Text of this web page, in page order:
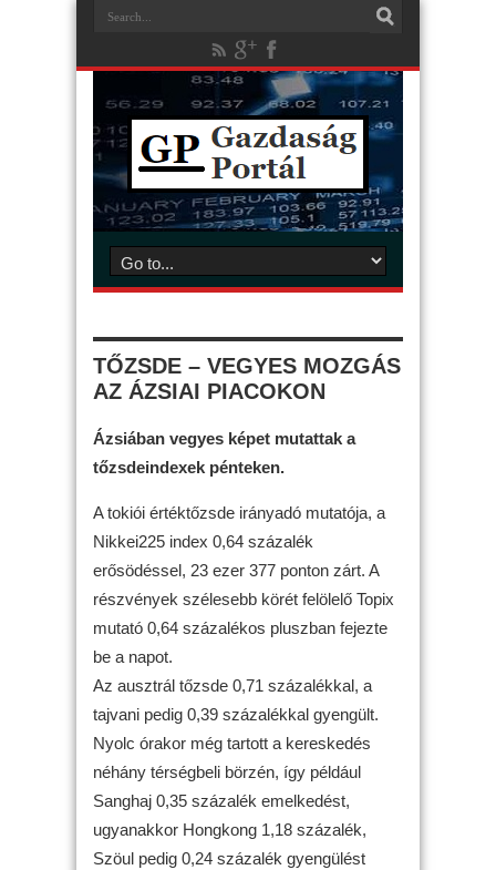
TŐZSDE – VEGYES MOZGÁS
AZ ÁZSIAI PIACOKON
Ázsiában vegyes képet mutattak a
tőzsdeindexek pénteken.
A tokiói értéktőzsde irányadó mutatója, a
Nikkei225 index 0,64 százalék
erősödéssel, 23 ezer 377 ponton zárt. A
részvények szélesebb körét felölelő Topix
mutató 0,64 százalékos pluszban fejezte
be a napot.
Az ausztrál tőzsde 0,71 százalékkal, a
tajvani pedig 0,39 százalékkal gyengült.
Nyolc órakor még tartott a kereskedés
néhány térségbeli börzén, így például
Sanghaj 0,35 százalék emelkedést,
ugyanakkor Hongkong 1,18 százalék,
Szöul pedig 0,24 százalék gyengülést